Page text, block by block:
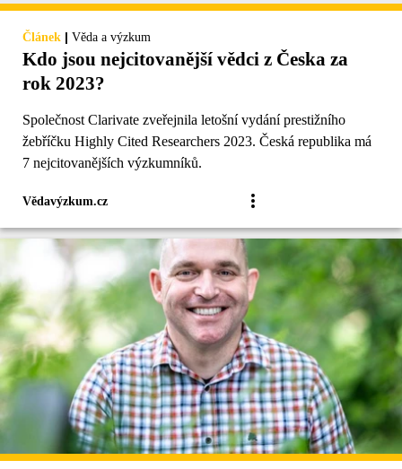
Článek | Věda a výzkum
Kdo jsou nejcitovanější vědci z Česka za
rok 2023?
Společnost Clarivate zveřejnila letošní vydání prestižního
žebříčku Highly Cited Researchers 2023. Česká republika má
7 nejcitovanějších výzkumníků.
Vědavýzkum.cz